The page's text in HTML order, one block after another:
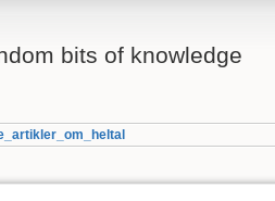
bits of knowledge